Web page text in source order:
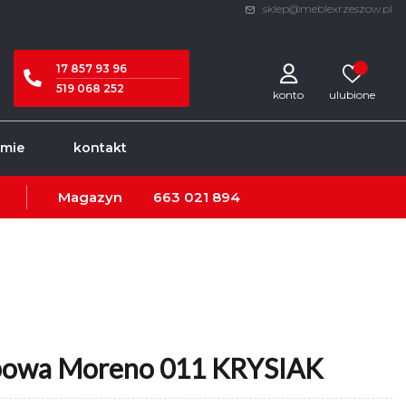
sklep@meblexrzeszow.pl
17 857 93 96
519 068 252
konto
kontakt
Magazyn 663 021 894
Moreno 011 KRYSIAK